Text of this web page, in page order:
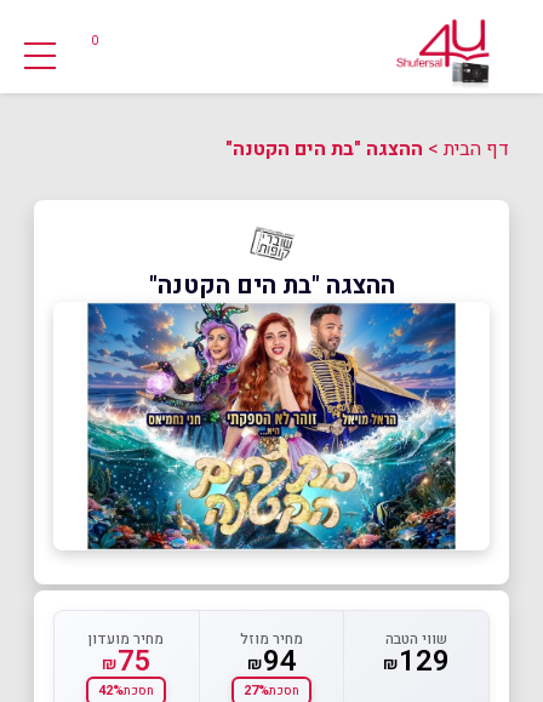
0
דף הבית> ההצגה "בת הים הקטנה"
ההצגה "בת הים הקטנה"
שווי הטבה
₪129
מחיר מוזל
₪94
חסכת27%
מחיר מועדון
₪75
חסכת42%